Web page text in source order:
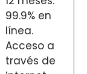
99.9% en
línea.
Acceso a
través de